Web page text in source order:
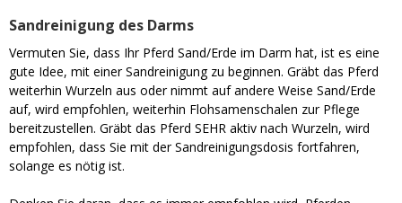
Sandreinigung des Darms
Vermuten Sie, dass Ihr Pferd Sand/Erde im Darm hat, ist es eine
gute Idee, mit einer Sandreinigung zu beginnen. Gräbt das Pferd
weiterhin Wurzeln aus oder nimmt auf andere Weise Sand/Erde
auf, wird empfohlen, weiterhin Flohsamenschalen zur Pflege
bereitzustellen. Gräbt das Pferd SEHR aktiv nach Wurzeln, wird
empfohlen, dass Sie mit der Sandreinigungsdosis fortfahren,
solange es nötig ist.